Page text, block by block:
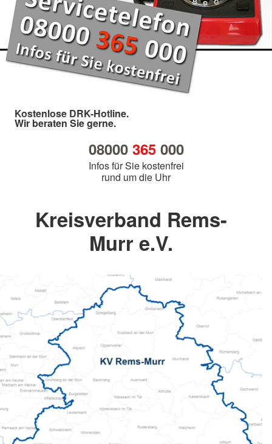
Kostenlose DRK-Hotline.
Wir beraten Sie gerne.
08000 365000
Infos für Sie kostenfrei
rund um die Uhr
Kreisverband Rems-
Murr e.V.